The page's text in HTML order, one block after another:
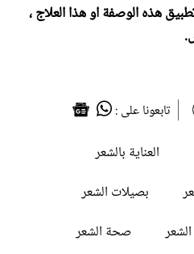
هذه الوصفة او هذا العلاج ،
تابعونا على :
العناية بالشعر
بصيلات الشعر
صحة الشعر